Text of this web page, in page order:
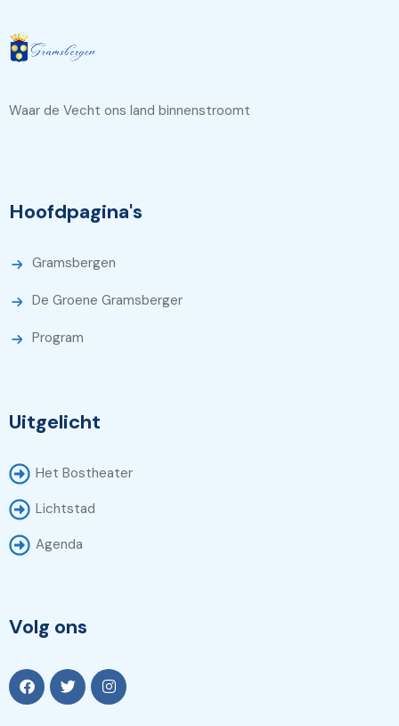
Waar de Vecht ons land binnenstroomt
Hoofdpagina's
Gramsbergen
De Groene Gramsberger
Program
Uitgelicht
Het Bostheater
Lichtstad
Agenda
Volg ons